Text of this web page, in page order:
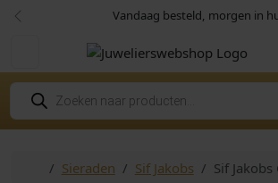
Skip to content
Skip to footer Vandaag besteld, morgen in
Vorige
P
o
d
HomeSieraden Sif Jakobs Sif